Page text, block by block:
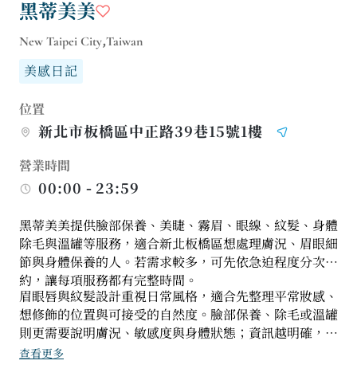
黑蒂美美
New Taipei City,Taiwan
美感日記
位置
新北市板橋區中正路39巷15號1樓
營業時間
00:00 - 23:59
黑蒂美美提供臉部保養、美睫、霧眉、眼線、紋髮、身體
除毛與溫罐等服務，適合新北板橋區想處理膚況、眉眼細
節與身體保養的人。若需求較多，可先依急迫程度分次預
約，讓每項服務都有完整時間。
眉眼唇與紋髮設計重視日常風格，適合先整理平常妝感、
想修飾的位置與可接受的自然度。臉部保養、除毛或溫罐
則更需要說明膚況、敏感度與身體狀態；資訊越明確，服
務安排越不容易失焦。
查看更多